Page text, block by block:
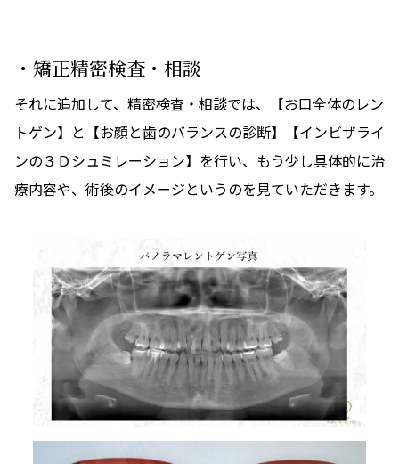
・矯正精密検査・相談
それに追加して、精密検査・相談では、【お口全体のレン
トゲン】と【お顔と歯のバランスの診断】【インビザライ
ンの３Ｄシュミレーション】を行い、もう少し具体的に治
療内容や、術後のイメージというのを見ていただきます。